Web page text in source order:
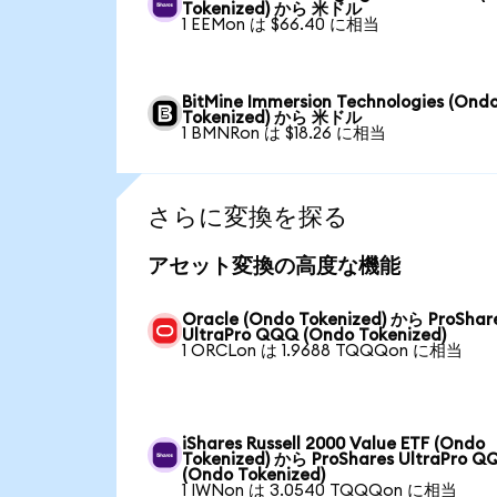
Tokenized) から 米ドル
1 EEMon は $66.40 に相当
BitMine Immersion Technologies
Tokenized) から 米ドル
1 BMNRon は $18.26 に相当
さらに変換を探る
アセット変換の高度な機能
Oracle (Ondo Tokenized) から
UltraPro QQQ (Ondo Tokenized)
1 ORCLon は 1.9688 TQQQon に相当
iShares Russell 2000 Value ETF (Ondo
Tokenized) から ProShares UltraPro
(Ondo Tokenized)
1 IWNon は 3.0540 TQQQon に相当